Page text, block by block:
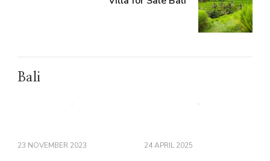
Bali
23 NOVEMBER 2023 24 APRIL 2025